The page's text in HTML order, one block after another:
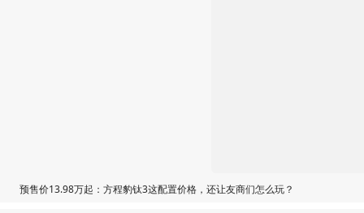
预售价13.98万起：方程豹钛3这配置价格，还让友商们怎么玩？